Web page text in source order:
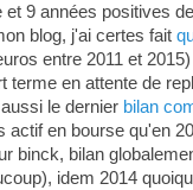
9 années positives
blog, j'ai certes fait
entre 2011 et
en attente de
le dernier bilan
en bourse qu'en
binck, bilan
idem 2014